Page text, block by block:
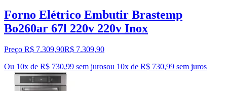
Forno Elétrico Embutir Brastemp
Bo260ar 67l 220v 220v Inox
Preço R$ 7.309,90R$ 7.309,90
Ou 10x de R$ 730,99 sem jurosou 10x de R$ 730,99 sem juros